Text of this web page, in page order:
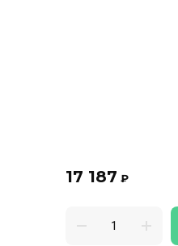
17 187 ₽